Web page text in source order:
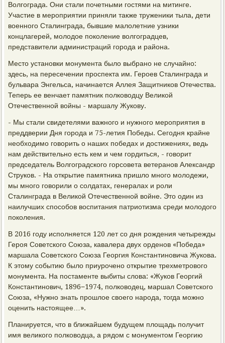
Волгограда. Они стали почетными гостями на митинге.
Участие в мероприятии приняли также труженики тыла, дети
военного Сталинграда, бывшие малолетние узники
концлагерей, молодое поколение волгоградцев,
представители администраций города и района.
Место установки монумента было выбрано не случайно:
здесь, на пересечении проспекта им. Героев Сталинграда и
бульвара Энгельса, начинается Аллея Защитников Отечества.
Теперь ее венчает памятник полководцу Великой
Отечественной войны - маршалу Жукову.
- Мы стали свидетелями важного и нужного мероприятия в
преддверии Дня города и 75-летия Победы. Сегодня крайне
необходимо говорить о наших победах и достижениях, ведь
нам действительно есть кем и чем гордиться, - говорит
председатель Волгоградского горсовета ветеранов Александр
Струков. - На открытие памятника пришло много молодежи,
мы много говорили о солдатах, генералах и роли
Сталинграда в Великой Отечественной войне. Это один из
наилучших способов воспитания патриотизма среди молодого
поколения.
В 2016 году исполняется 120 лет со дня рождения четырежды
Героя Советского Союза, кавалера двух орденов «Победа»
маршала Советского Союза Георгия Константиновича Жукова.
К этому событию было приурочено открытие трехметрового
монумента. На постаменте выбиты слова: «Жуков Георгий
Константинович, 1896−1974, полководец, маршал Советского
Союза, «Нужно знать прошлое своего народа, тогда можно
оценить настоящее…».
Планируется, что в ближайшем будущем площадь получит
имя великого полководца, а рядом с монументом Георгию